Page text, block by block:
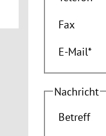
Fax
E-Mail*
Nachricht
Betreff